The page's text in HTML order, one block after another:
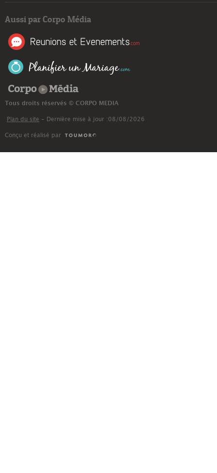
Aussi par Corpo Média
Tous droits réservés © CORPO MEDIA
Plan du site - Dernière mise à jour :08/08/2026
Conçu et réalisé par